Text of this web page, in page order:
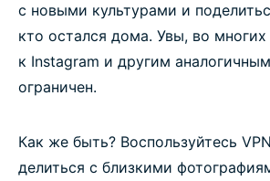
с новыми культурами и
кто остался дома. Увы, во многих
к Instagram и другим
ограничен.
Как же быть? Воспользуйтесь
делиться с близкими